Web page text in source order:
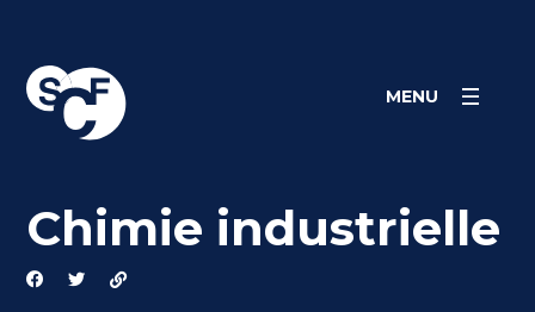
content
MENU
Chimie industrielle